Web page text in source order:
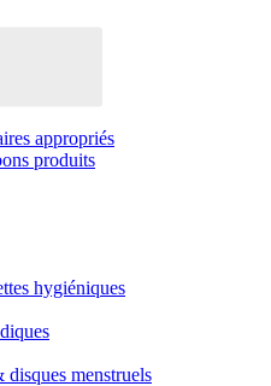
appropriés
produits
hygiéniques
disques menstruels